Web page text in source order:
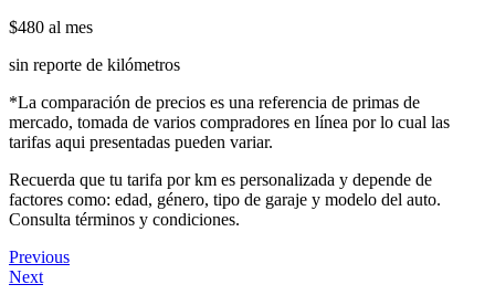
$480 al mes
sin reporte de kilómetros
*La comparación de precios es una referencia de primas de
mercado, tomada de varios compradores en línea por lo cual las
tarifas aqui presentadas pueden variar.
Recuerda que tu tarifa por km es personalizada y depende de
factores como: edad, género, tipo de garaje y modelo del auto.
Consulta términos y condiciones.
Previous
Next